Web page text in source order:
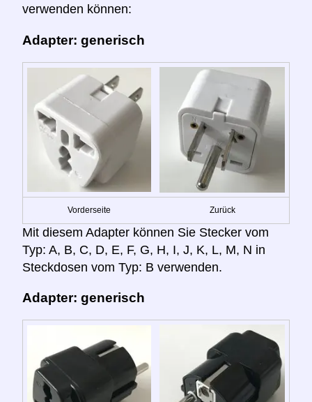
verwenden können:
Adapter: generisch
Vorderseite Zurück
Mit diesem Adapter können Sie Stecker vom
Typ: A, B, C, D, E, F, G, H, I, J, K, L, M, N in
Steckdosen vom Typ: B verwenden.
Adapter: generisch